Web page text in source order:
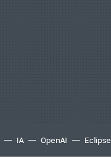
IA OpenAI Eclipse